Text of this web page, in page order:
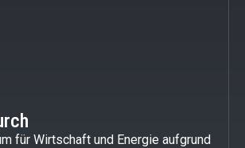
für Wirtschaft und Energie aufgrund